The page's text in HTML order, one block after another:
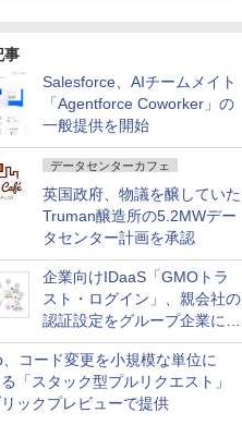
事
Salesforce、AIチームメイト
「Agentforce Coworker」の
一般提供を開始
データセンターカフェ
英国政府、物議を醸していた
Truman醸造所の5.2MWデー
タセンター計画を承認
企業向けIDaaS「GMOトラ
スト・ログイン」、親会社の
認証設定をグループ企業に展
開できる新機能を提供
コード変更を小規模な単位に
「スタック型プルリクエスト」
ックプレビューで提供